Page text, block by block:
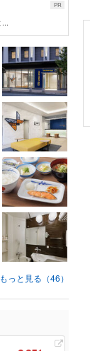
PR
っと見る（46）